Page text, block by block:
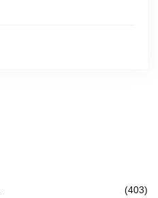
(403)